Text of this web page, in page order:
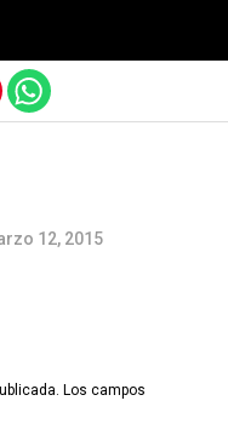
12, 2015
Los campos
móvil